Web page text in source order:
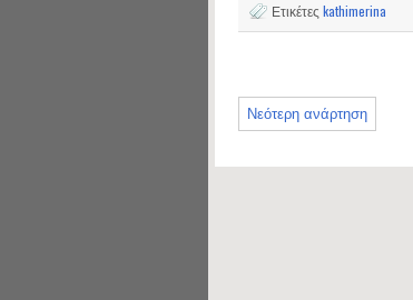
Ετικέτες kathimerina
Νεότερη ανάρτηση